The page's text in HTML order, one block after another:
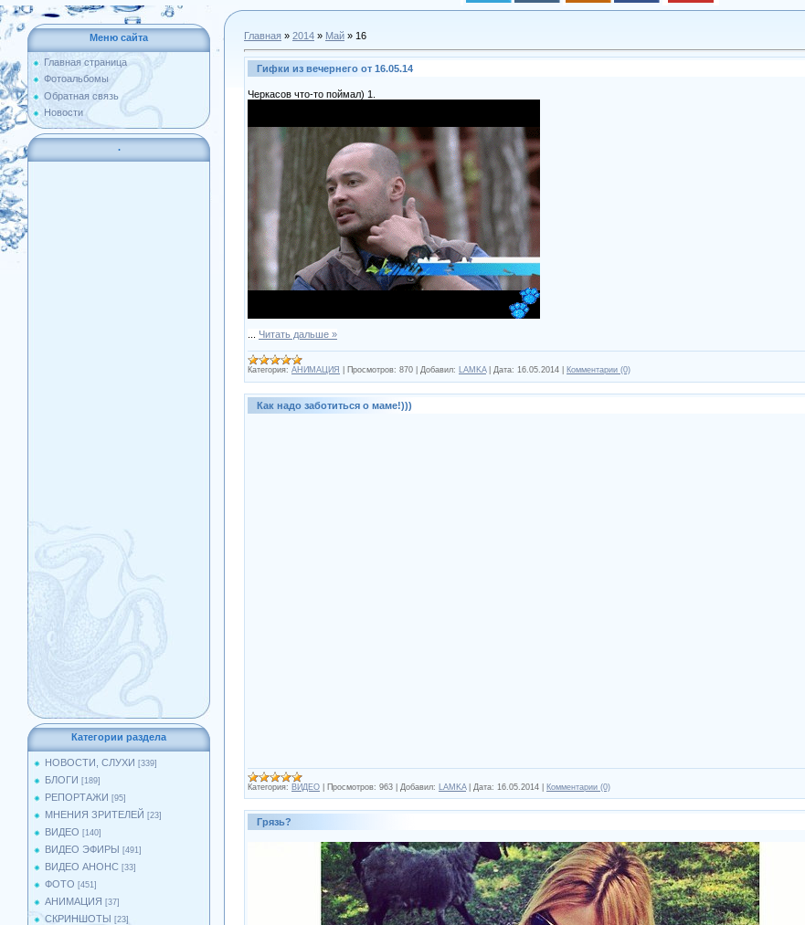
Меню сайта
Главная страница
Фотоальбомы
Обратная связь
Новости
.
Категории раздела
НОВОСТИ, СЛУХИ [339]
БЛОГИ [189]
РЕПОРТАЖИ [95]
МНЕНИЯ ЗРИТЕЛЕЙ [23]
ВИДЕО [140]
ВИДЕО ЭФИРЫ [491]
ВИДЕО АНОНС [33]
ФОТО [451]
АНИМАЦИЯ [37]
СКРИНШОТЫ [23]
Главная » 2014 » Май » 16
Гифки из вечернего от 16.05.14
Черкасов что-то поймал) 1.
Читать дальше »
Категория: АНИМАЦИЯ Просмотров: 870 Добавил: LAMKA Дата: 16.05.2014 Комментарии (0)
Как надо заботиться о маме!)))
Категория: ВИДЕО Просмотров: 963 Добавил: LAMKA Дата: 16.05.2014 Комментарии (0)
Грязь?